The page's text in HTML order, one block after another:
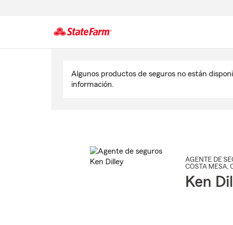
Algunos productos de seguros no están
información.
AGENTE DE
COSTA MESA,
Ken